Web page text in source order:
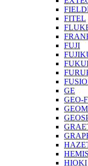
FITEL
FUJI
GE
GEO-
HIOKI